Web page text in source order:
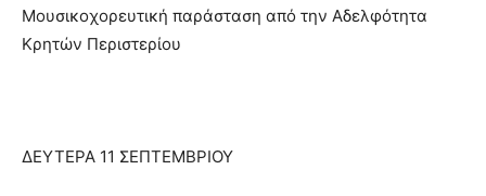
Μουσικοχορευτική παράσταση από την Αδελφότητα
Κρητών Περιστερίου
ΔΕΥΤΕΡΑ 11 ΣΕΠΤΕΜΒΡΙΟΥ